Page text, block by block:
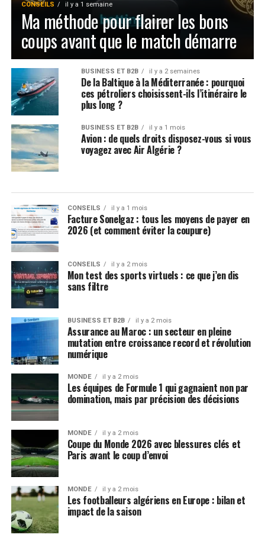
CONSEILS il y a 1 semaine
Ma méthode pour flairer les bons
coups avant que le match démarre
BUSINESS ET B2B il y a 2 semaines
De la Baltique à la Méditerranée : pourquoi
ces pétroliers choisissent-ils l’itinéraire le
plus long ?
BUSINESS ET B2B il y a 1 mois
Avion : de quels droits disposez-vous si vous
voyagez avec Air Algérie ?
CONSEILS il y a 1 mois
Facture Sonelgaz : tous les moyens de payer en
2026 (et comment éviter la coupure)
CONSEILS il y a 2 mois
Mon test des sports virtuels : ce que j’en dis
sans filtre
BUSINESS ET B2B il y a 2 mois
Assurance au Maroc : un secteur en pleine
mutation entre croissance record et révolution
numérique
MONDE il y a 2 mois
Les équipes de Formule 1 qui gagnaient non par
domination, mais par précision des décisions
MONDE il y a 2 mois
Coupe du Monde 2026 avec blessures clés et
Paris avant le coup d’envoi
MONDE il y a 2 mois
Les footballeurs algériens en Europe : bilan et
impact de la saison